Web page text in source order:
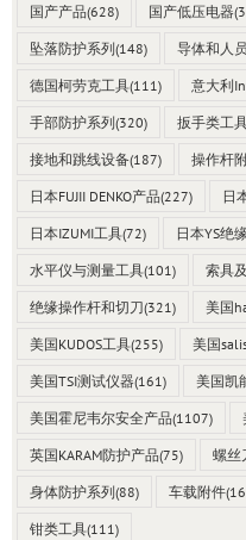
国产产品(628) 国产低压电器
坠落防护系列(148) 导体和人
德国柯劳克工具(111) 意大利
手部防护系列(320) 扳手类工
接地和跳线设备(187) 操作杆
日本FUJII DENKO产品(227) 日
日本IZUMI工具(72) 日本YS绝
水平仪与测量工具(101) 索具
绝缘操作杆和切刀(321) 美国
美国KUDOS工具(255) 美国
美国TSI测试仪器(161) 美国凯
美国霍尼韦尔安全产品(1107)
英国KARAM防护产品(75) 螺丝
身体防护系列(88) 车载附件
钳类工具(111)